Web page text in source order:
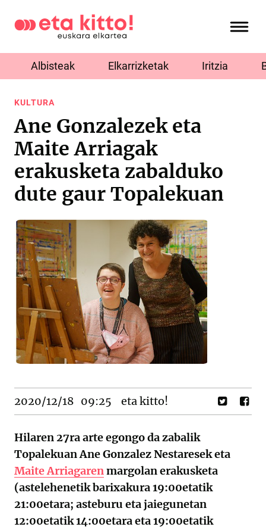
Albisteak Elkarrizketak Iritzia
KULTURA
Ane Gonzalezek eta
Maite Arriagak
erakusketa zabalduko
dute gaur Topalekuan
2020/12/18 09:25 eta kitto!
Hilaren 27ra arte egongo da zabalik
Topalekuan Ane Gonzalez Nestaresek eta
Maite Arriagarenmargolan erakusketa
(astelehenetik barixakura 19:00etatik
21:00etara; asteburu eta jaiegunetan
12:00etatik 14:00etara eta 19:00etatik